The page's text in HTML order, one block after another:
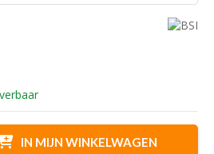
IN MIJN WINKELWAGEN